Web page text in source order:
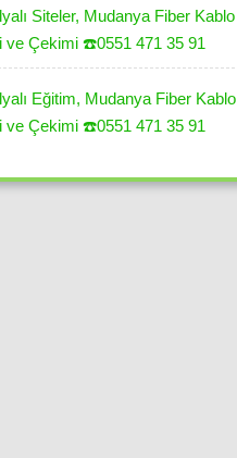
Siteler, Mudanya Fiber Kablo
ve Çekimi ☎️0551 471 35 91
Eğitim, Mudanya Fiber Kablo
ve Çekimi ☎️0551 471 35 91